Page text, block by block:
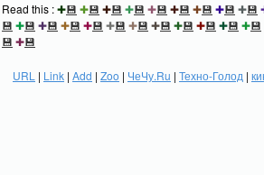
Read this :✚💾 ✚💾 ✚💾 ✚💾 ✚💾 ✚💾 ✚💾 ✚💾 ✚💾
💾 ✚💾 ✚💾 ✚💾 ✚💾 ✚💾 ✚💾 ✚💾 ✚💾 ✚💾 ✚💾 ✚💾
💾 ✚💾
URL | Link | Add | Zoo | ЧеЧу.Ru | Техно-Голод |